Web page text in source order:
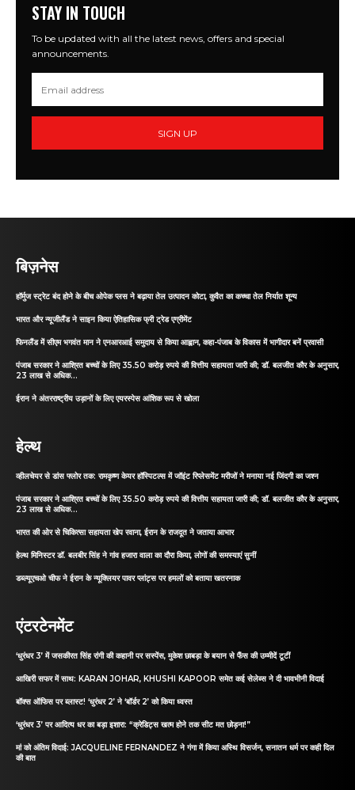
STAY IN TOUCH
To be updated with all the latest news, offers and special
announcements.
SIGN UP
बिज़नेस
हॉर्मुज स्ट्रेट बंद होने के बीच ओपेक प्लस ने बढ़ाया तेल उत्पादन कोटा, कुवैत का कच्चा तेल निर्यात शून्य
भारत और न्यूजीलैंड ने साइन किया ऐतिहासिक फ्री ट्रेड एग्रीमेंट
फिनलैंड में सीएम भगवंत मान ने एनआरआई समुदाय से किया आह्वान, कहा-पंजाब के विकास में भागीदार बनें प्रवासी
पंजाब सरकार ने आश्रित बच्चों के लिए 35.50 करोड़ रुपये की वित्तीय सहायता जारी की; डॉ. बलजीत कौर के अनुसार,
23 लाख से अधिक...
ईरान ने अंतरराष्ट्रीय उड़ानों के लिए एयरस्पेस आंशिक रूप से खोला
हेल्थ
व्हीलचेयर से डांस फ्लोर तक: रामकृष्ण केयर हॉस्पिटल्स में जॉइंट रिप्लेसमेंट मरीजों ने मनाया नई जिंदगी का जश्न
पंजाब सरकार ने आश्रित बच्चों के लिए 35.50 करोड़ रुपये की वित्तीय सहायता जारी की; डॉ. बलजीत कौर के अनुसार,
23 लाख से अधिक...
भारत की ओर से चिकित्सा सहायता खेप रवाना, ईरान के राजदूत ने जताया आभार
हेल्थ मिनिस्टर डॉ. बलबीर सिंह ने गांव हजारा वाला का दौरा किया, लोगों की समस्याएं सुनीं
डब्ल्यूएचओ चीफ ने ईरान के न्यूक्लियर पावर प्लांट्स पर हमलों को बताया खतरनाक
एंटरटेनमेंट
‘धुरंधर 3’ में जसकीरत सिंह रांगी की कहानी पर सस्पेंस, मुकेश छाबड़ा के बयान से फैंस की उम्मीदें टूटीं
आखिरी सफर में साथ: KARAN JOHAR, KHUSHI KAPOOR समेत कई सेलेब्स ने दी भावभीनी विदाई
बॉक्स ऑफिस पर ब्लास्ट! ‘धुरंधर 2’ ने ‘बॉर्डर 2’ को किया ध्वस्त
‘धुरंधर 3’ पर आदित्य धर का बड़ा इशारा: “क्रेडिट्स खत्म होने तक सीट मत छोड़ना!”
मां को अंतिम विदाई: JACQUELINE FERNANDEZ ने गंगा में किया अस्थि विसर्जन, सनातन धर्म पर कही दिल
की बात